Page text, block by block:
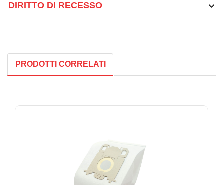
DIRITTO DI RECESSO
PRODOTTI CORRELATI